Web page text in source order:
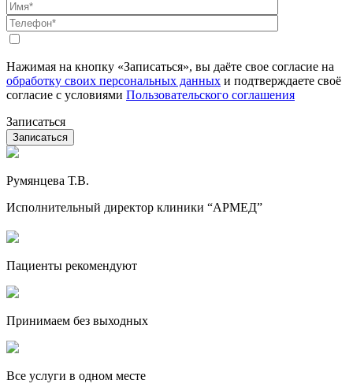
Нажимая на кнопку «Записаться», вы даёте свое согласие на
обработку своих персональных данных и подтверждаете своё
согласие с условиями Пользовательского соглашения
Записаться
Румянцева Т.В.
Исполнительный директор клиники “АРМЕД”
Пациенты рекомендуют
Принимаем без выходных
Все услуги в одном месте